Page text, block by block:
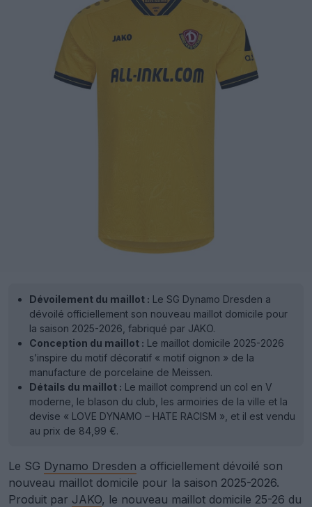
Dévoilement du maillot : Le SG Dynamo Dresden a
dévoilé officiellement son nouveau maillot domicile pour
la saison 2025-2026, fabriqué par JAKO.
Conception du maillot : Le maillot domicile 2025-2026
s’inspire du motif décoratif « motif oignon » de la
manufacture de porcelaine de Meissen.
Détails du maillot : Le maillot comprend un col en V
moderne, le blason du club, les armoiries de la ville et la
devise « LOVE DYNAMO – HATE RACISM », et il est vendu
au prix de 84,99 €.
Le SG Dynamo Dresden a officiellement dévoilé son
nouveau maillot domicile pour la saison 2025-2026.
Produit par JAKO, le nouveau maillot domicile 25-26 du